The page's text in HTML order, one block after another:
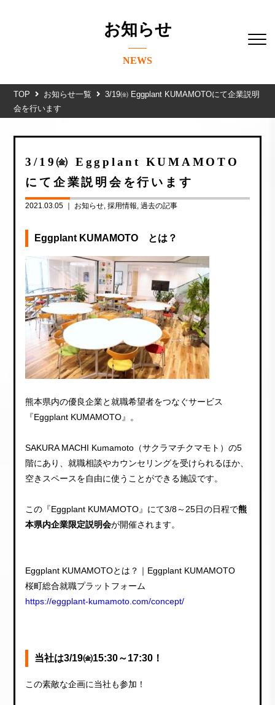
お知らせ
NEWS
TOP お知らせ一覧
3/19㈮ Eggplant KUMAMOTOにて企業説明
会を行います
3/19㈮ Eggplant KUMAMOTO
にて企業説明会を行います
2021.03.05 ｜ お知らせ 採用情報 過去の記事
Eggplant KUMAMOTO とは？
熊本県内の優良企業と就職希望者をつなぐサービス
『Eggplant KUMAMOTO』。
SAKURA MACHI Kumamoto（サクラマチクマモト）の5
階にあり、就職相談やカウンセリングを受けられるほか、
空きスペースを自由に使うことができる施設です。
この『Eggplant KUMAMOTO』にて3/8～25日の日程で熊
本県内企業限定説明会が開催されます。
Eggplant KUMAMOTOとは？｜Eggplant KUMAMOTO
桜町総合就職プラットフォーム
https://eggplant-kumamoto.com/concept/
当社は3/19㈮15:30～17:30！
この素敵な企画に当社も参加！